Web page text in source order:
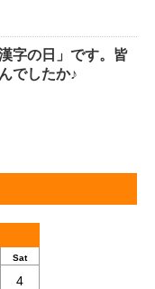
字の日」です。皆
でしたか♪
Sat
4